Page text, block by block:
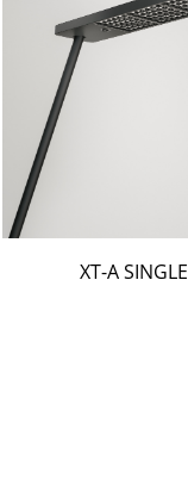
XT-A SINGLE